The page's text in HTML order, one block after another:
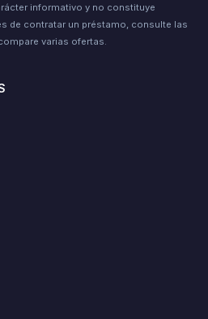
informativo y no constituye
de contratar un préstamo, consulte las
varias ofertas.